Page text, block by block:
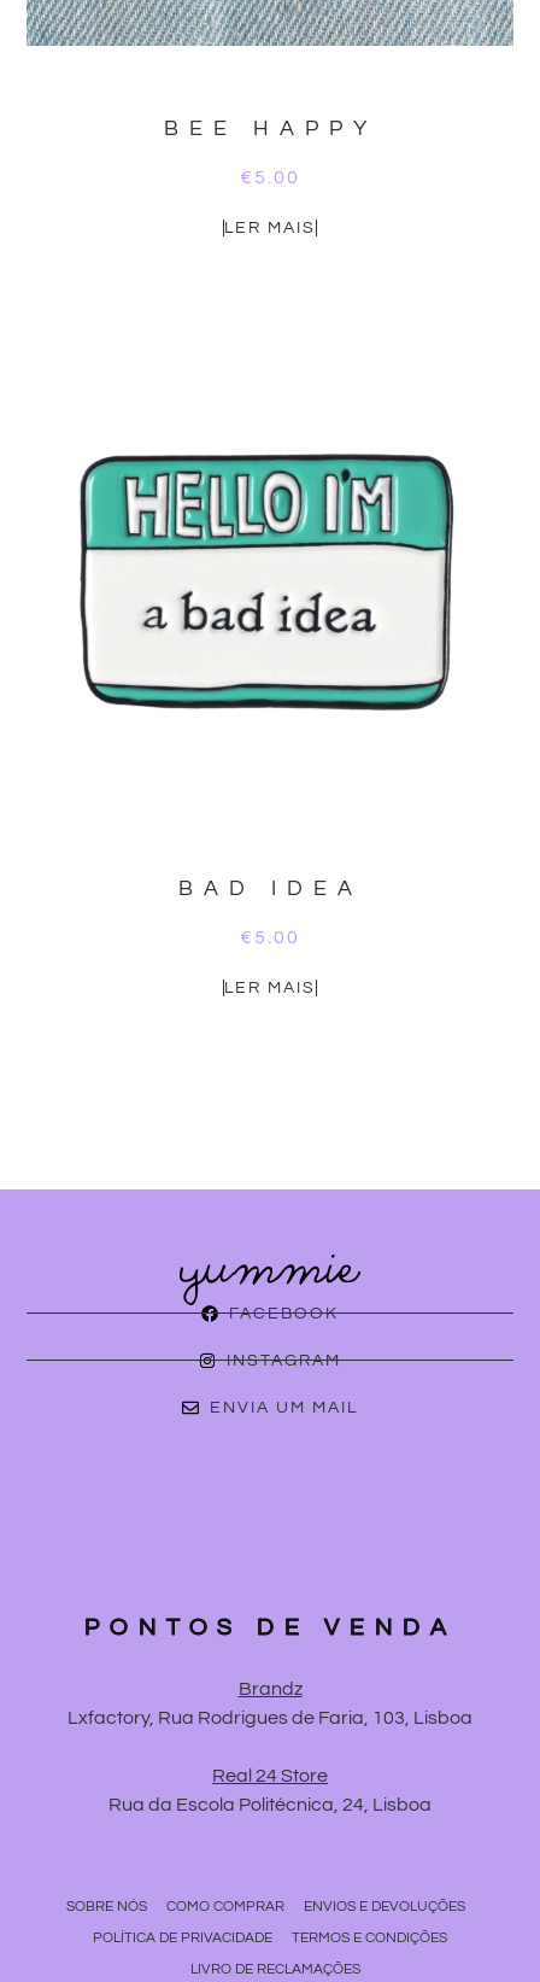
BEE HAPPY
€ 5.00
LER MAIS
BAD IDEA
€ 5.00
LER MAIS
FACEBOOK
INSTAGRAM
ENVIA UM MAIL
PONTOS DE VENDA
Brandz
Lxfactory, Rua Rodrigues de Faria, 103, Lisboa
Real 24 Store
Rua da Escola Politécnica, 24, Lisboa
SOBRE NÓS COMO COMPRAR
ENVIOS E DEVOLUÇÕES
POLÍTICA DE PRIVACIDADE
TERMOS E CONDIÇÕES
LIVRO DE RECLAMAÇÕES